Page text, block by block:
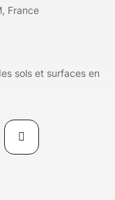
France
sols et surfaces en